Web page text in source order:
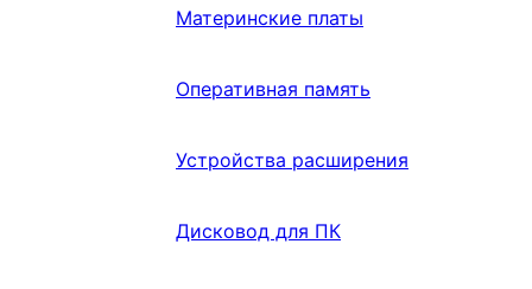
Материнские платы
Оперативная память
Устройства расширения
Дисковод для ПК